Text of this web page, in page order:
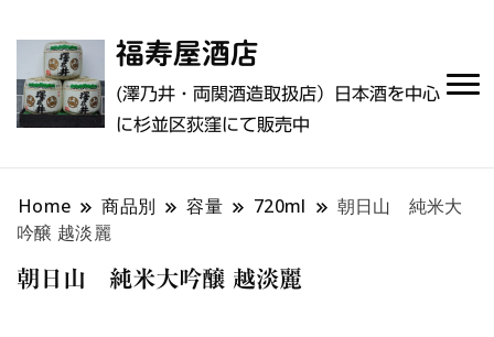
福寿屋酒店
(澤乃井・両関酒造取扱店）日本酒を中心
に杉並区荻窪にて販売中
Home 商品別 容量 720ml
朝日山 純米大
吟醸 越淡麗
朝日山 純米大吟醸 越淡麗